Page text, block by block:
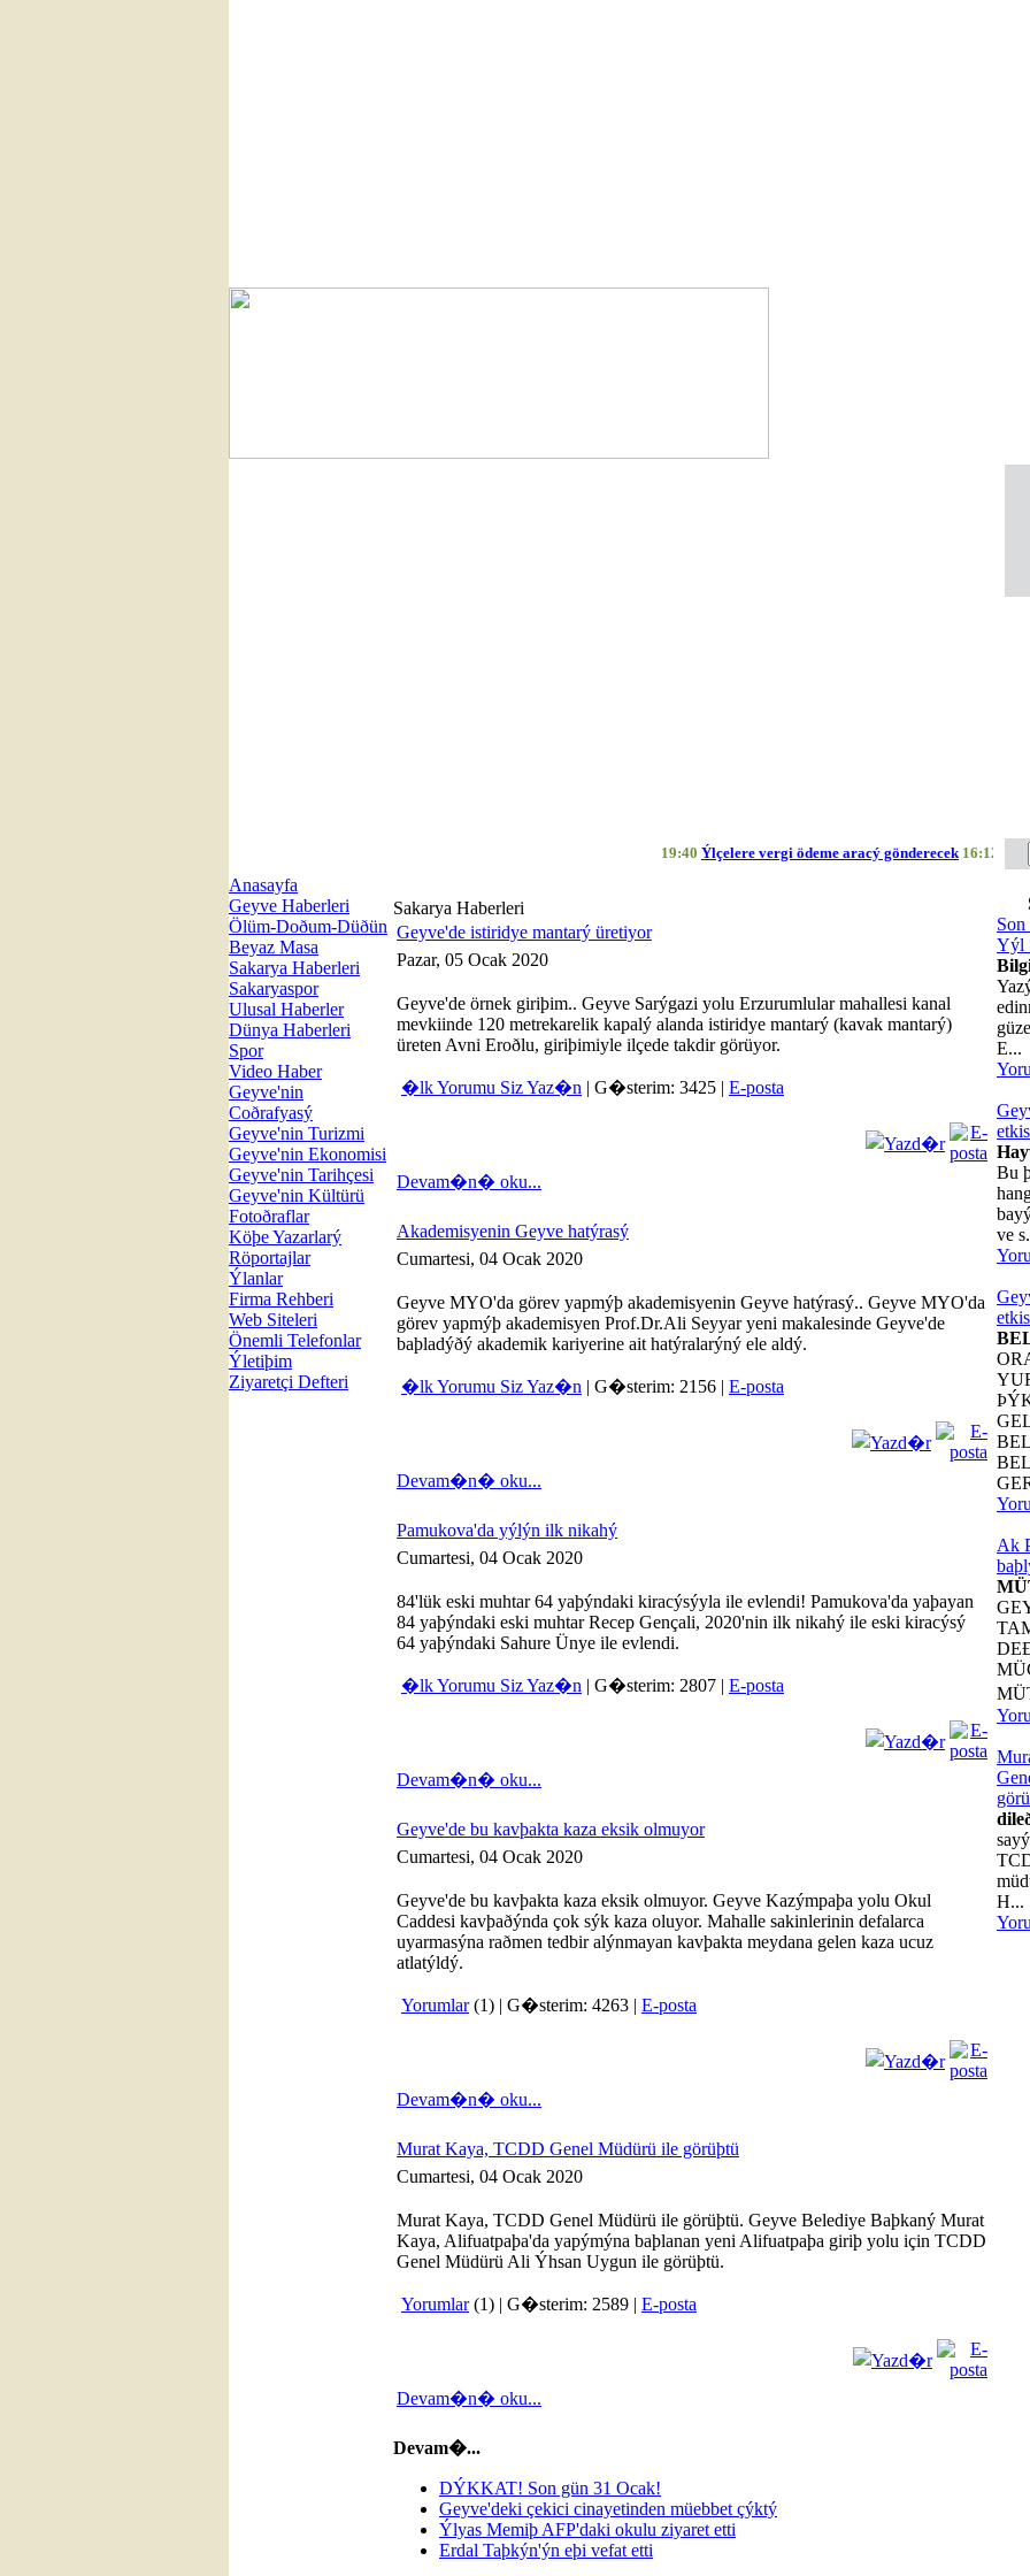
19:40Ýlçelere vergi ödeme aracý gönderecek16:12Geyve
Anasayfa
Geyve Haberleri
Ölüm-Doðum-Düðün
Beyaz Masa
Sakarya Haberleri
Sakaryaspor
Ulusal Haberler
Dünya Haberleri
Spor
Video Haber
Geyve'nin
Coðrafyasý
Geyve'nin Turizmi
Geyve'nin Ekonomisi
Geyve'nin Tarihçesi
Geyve'nin Kültürü
Fotoðraflar
Köþe Yazarlarý
Röportajlar
Ýlanlar
Firma Rehberi
Web Siteleri
Önemli Telefonlar
Ýletiþim
Ziyaretçi Defteri
Yýl
E...
Bu
ve
Ak
H...
Sakarya Haberleri
Geyve'de istiridye mantarý üretiyor
Pazar, 05 Ocak 2020
Geyve'de örnek giriþim.. Geyve Sarýgazi yolu Erzurumlular mahallesi kanal
mevkiinde 120 metrekarelik kapalý alanda istiridye mantarý (kavak mantarý)
üreten Avni Eroðlu, giriþimiyle ilçede takdir görüyor.
�lk Yorumu Siz Yaz�n | G�sterim: 3425 | E-posta
Devam�n� oku...
Akademisyenin Geyve hatýrasý
Cumartesi, 04 Ocak 2020
Geyve MYO'da görev yapmýþ akademisyenin Geyve hatýrasý.. Geyve MYO'da
görev yapmýþ akademisyen Prof.Dr.Ali Seyyar yeni makalesinde Geyve'de
baþladýðý akademik kariyerine ait hatýralarýný ele aldý.
�lk Yorumu Siz Yaz�n | G�sterim: 2156 | E-posta
Devam�n� oku...
Pamukova'da yýlýn ilk nikahý
Cumartesi, 04 Ocak 2020
84'lük eski muhtar 64 yaþýndaki kiracýsýyla ile evlendi! Pamukova'da yaþayan
84 yaþýndaki eski muhtar Recep Gençali, 2020'nin ilk nikahý ile eski kiracýsý
64 yaþýndaki Sahure Ünye ile evlendi.
�lk Yorumu Siz Yaz�n | G�sterim: 2807 | E-posta
Devam�n� oku...
Geyve'de bu kavþakta kaza eksik olmuyor
Cumartesi, 04 Ocak 2020
Geyve'de bu kavþakta kaza eksik olmuyor. Geyve Kazýmpaþa yolu Okul
Caddesi kavþaðýnda çok sýk kaza oluyor. Mahalle sakinlerinin defalarca
uyarmasýna raðmen tedbir alýnmayan kavþakta meydana gelen kaza ucuz
atlatýldý.
Yorumlar(1) | G�sterim: 4263 | E-posta
Devam�n� oku...
Murat Kaya, TCDD Genel Müdürü ile görüþtü
Cumartesi, 04 Ocak 2020
Murat Kaya, TCDD Genel Müdürü ile görüþtü. Geyve Belediye Baþkaný Murat
Kaya, Alifuatpaþa'da yapýmýna baþlanan yeni Alifuatpaþa giriþ yolu için TCDD
Genel Müdürü Ali Ýhsan Uygun ile görüþtü.
Yorumlar(1) | G�sterim: 2589 | E-posta
Devam�n� oku...
Devam�...
DÝKKAT! Son gün 31 Ocak!
Geyve'deki çekici cinayetinden müebbet çýktý
Ýlyas Memiþ AFP'daki okulu ziyaret etti
Erdal Taþkýn'ýn eþi vefat etti